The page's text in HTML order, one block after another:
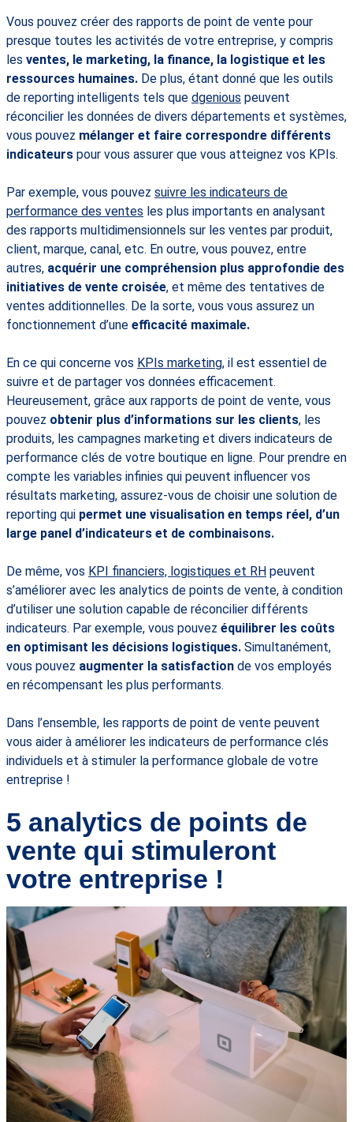
Vous pouvez créer des rapports de point de vente pour
presque toutes les activités de votre entreprise, y compris
les ventes, le marketing, la finance, la logistique et les
ressources humaines. De plus, étant donné que les outils
de reporting intelligents tels que dgenious peuvent
réconcilier les données de divers départements et systèmes,
vous pouvez mélanger et faire correspondre différents
indicateurs pour vous assurer que vous atteignez vos KPIs.
Par exemple, vous pouvez suivre les indicateurs de
performance des ventes les plus importants en analysant
des rapports multidimensionnels sur les ventes par produit,
client, marque, canal, etc. En outre, vous pouvez, entre
autres, acquérir une compréhension plus approfondie des
initiatives de vente croisée, et même des tentatives de
ventes additionnelles. De la sorte, vous vous assurez un
fonctionnement d’une efficacité maximale.
En ce qui concerne vos KPIs marketing, il est essentiel de
suivre et de partager vos données efficacement.
Heureusement, grâce aux rapports de point de vente, vous
pouvez obtenir plus d’informations sur les clients, les
produits, les campagnes marketing et divers indicateurs de
performance clés de votre boutique en ligne. Pour prendre en
compte les variables infinies qui peuvent influencer vos
résultats marketing, assurez-vous de choisir une solution de
reporting qui permet une visualisation en temps réel, d’un
large panel d’indicateurs et de combinaisons.
De même, vos KPI financiers, logistiques et RH peuvent
s’améliorer avec les analytics de points de vente, à condition
d’utiliser une solution capable de réconcilier différents
indicateurs. Par exemple, vous pouvez équilibrer les coûts
en optimisant les décisions logistiques. Simultanément,
vous pouvez augmenter la satisfaction de vos employés
en récompensant les plus performants.
Dans l’ensemble, les rapports de point de vente peuvent
vous aider à améliorer les indicateurs de performance clés
individuels et à stimuler la performance globale de votre
entreprise !
5 analytics de points de
vente qui stimuleront
votre entreprise !